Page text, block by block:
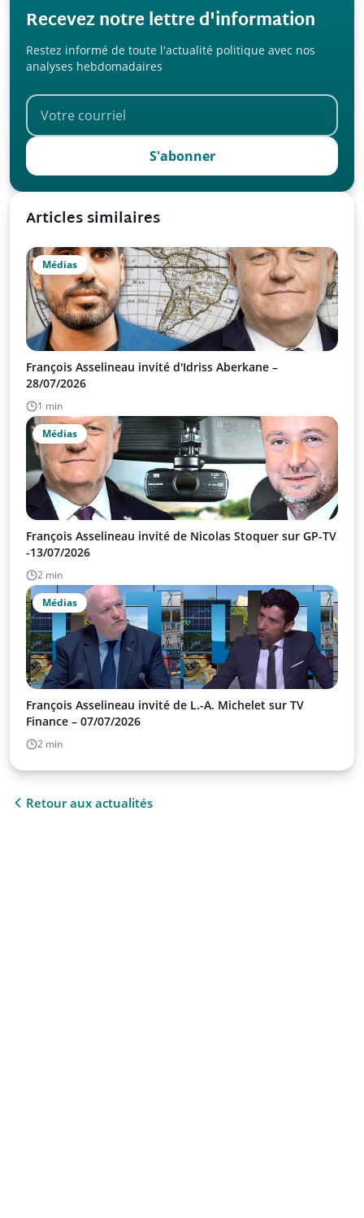
Recevez notre lettre d'information
Restez informé de toute l'actualité politique avec nos
analyses hebdomadaires
S'abonner
Articles similaires
Médias
François Asselineau invité d'Idriss Aberkane –
28/07/2026
1 min
Médias
François Asselineau invité de Nicolas Stoquer sur GP-TV
-13/07/2026
2 min
Médias
François Asselineau invité de L.-A. Michelet sur TV
Finance – 07/07/2026
2 min
Retour aux actualités